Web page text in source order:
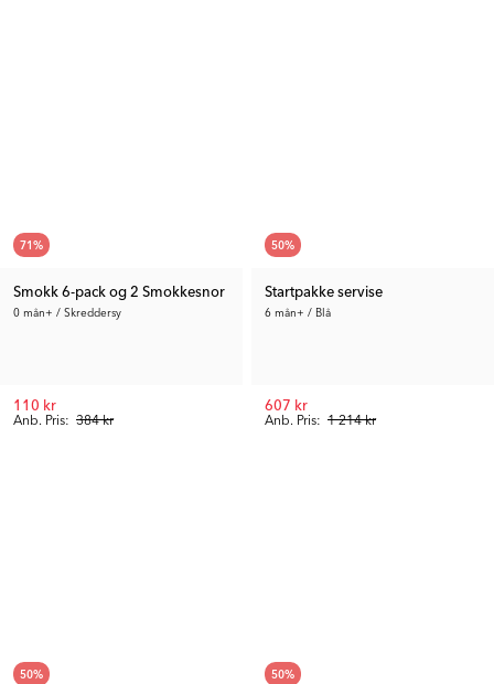
71%
Smokk 6-pack og 2 Smokkesnor
0 mån+ / Skreddersy
Anb. Pris: 384 kr
110 kr
50%
Startpakke servise
6 mån+ / Blå
Anb. Pris: 1 214 kr
607 kr
50% 50%